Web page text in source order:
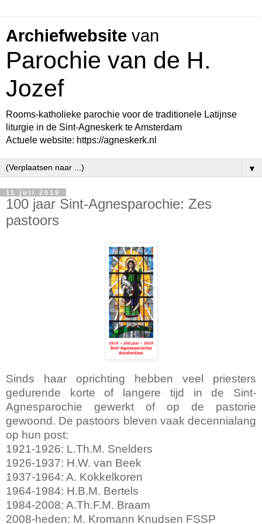
Archiefwebsite van
Parochie van de H.
Jozef
Rooms-katholieke parochie voor de traditionele Latijnse
liturgie in de Sint-Agneskerk te Amsterdam
Actuele website: https://agneskerk.nl
▼
11 juli 2019
100 jaar Sint-Agnesparochie: Zes
pastoors
Sinds haar oprichting hebben veel priesters
gedurende korte of langere tijd in de Sint-
Agnesparochie gewerkt of op de pastorie
gewoond. De pastoors bleven vaak decennialang
op hun post:
1921-1926: L.Th.M. Snelders
1926-1937: H.W. van Beek
1937-1964: A. Kokkelkoren
1964-1984: H.B.M. Bertels
1984-2008: A.Th.F.M. Braam
2008-heden: M. Kromann Knudsen FSSP